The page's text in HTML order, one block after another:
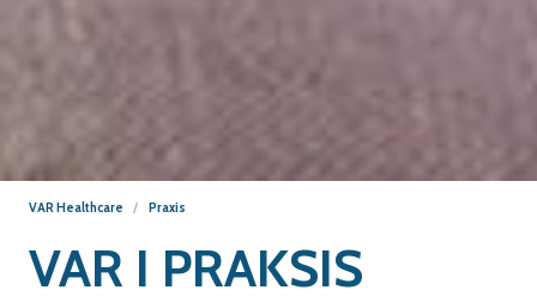
VAR Healthcare Praxis
VAR I PRAKSIS